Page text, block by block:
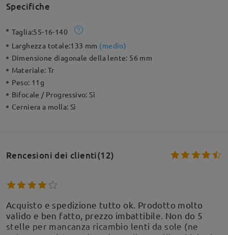
Specifiche
Taglia:55-16-140
Larghezza totale:133 mm (medio)
Dimensione diagonale della lente: 56 mm
Materiale:Tr
Peso: 11g
Bifocale / Progressivo:Sì
Cerniera a molla: Sì
Rencesioni dei clienti(12)
Acquisto e spedizione tutto ok. Prodotto molto
valido e ben fatto, prezzo imbattibile. Non do 5
stelle per mancanza ricambio lenti da sole (ne